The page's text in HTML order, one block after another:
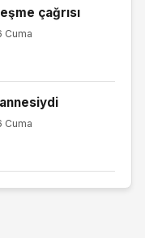
çağrısı
Cuma
Cuma